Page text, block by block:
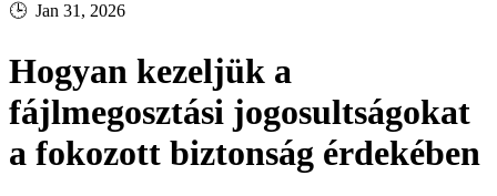
🕒 Jan 31, 2026
Hogyan kezeljük a
fájlmegosztási jogosultságokat
a fokozott biztonság érdekében